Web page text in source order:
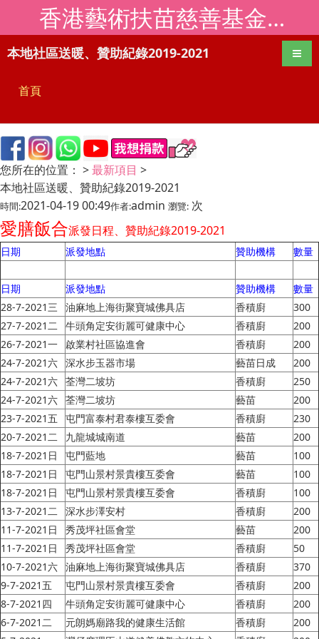
香港藝術扶苗慈善基金會移動版
本地社區送暖、贊助紀錄2019-2021 導航
首頁
您所在的位置： >最新項目 >
本地社區送暖、贊助紀錄2019-2021
時間:2021-04-19 00:49作者:admin 瀏覽: 次
愛膳飯合派發日程、贊助紀錄2019-2021
日期 派發地點 贊助機構 數量
日期 派發地點 贊助機構
數量
28-7-2021三
油麻地上海街聚寶城佛具店 香積廚
300
27-7-2021二
牛頭角定安街麗可健康中心 香積廚
200
26-7-2021一
啟業村社區協進會 香積廚
200
24-7-2021六 深水步玉器市場 藝苗日成
200
24-7-2021六 荃灣二坡坊 香積廚
250
24-7-2021六 荃灣二坡坊 藝苗
200
23-7-2021五
屯門富泰村君泰樓互委會 香積廚
230
20-7-2021二
九龍城城南道 藝苗
200
18-7-2021日
屯門藍地 藝苗
100
18-7-2021日
屯門山景村景貴樓互委會 藝苗
100
18-7-2021日
屯門山景村景貴樓互委會 香積廚
100
13-7-2021二
深水步澤安村 香積廚
200
11-7-2021日
秀茂坪社區會堂 藝苗
200
11-7-2021日
秀茂坪社區會堂 香積廚
50
10-7-2021六 油麻地上海街聚寶城佛具店 香積廚
370
9-7-2021五
屯門山景村景貴樓互委會 香積廚
200
8-7-2021四
牛頭角定安街麗可健康中心 香積廚
200
6-7-2021二
元朗媽廟路我的健康生活館 香積廚
200